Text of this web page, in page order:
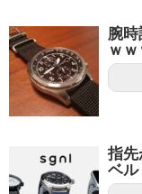
腕
ｗ
指先
ベル